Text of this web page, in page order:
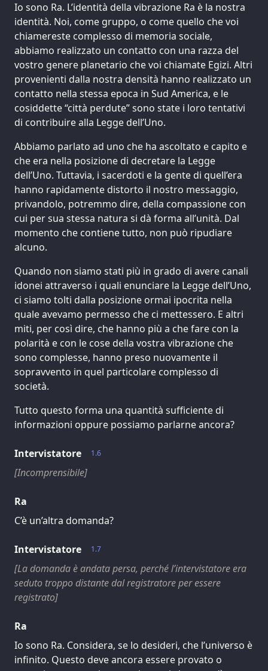
Io sono Ra. L’identità della vibrazione Ra è la nostra
identità. Noi, come gruppo, o come quello che voi
chiamereste complesso di memoria sociale,
abbiamo realizzato un contatto con una razza del
vostro genere planetario che voi chiamate Egizi. Altri
provenienti dalla nostra densità hanno realizzato un
contatto nella stessa epoca in Sud America, e le
cosiddette “città perdute” sono state i loro tentativi
di contribuire alla Legge dell’Uno.
Abbiamo parlato ad uno che ha ascoltato e capito e
che era nella posizione di decretare la Legge
dell’Uno. Tuttavia, i sacerdoti e la gente di quell’era
hanno rapidamente distorto il nostro messaggio,
privandolo, potremmo dire, della compassione con
cui per sua stessa natura si dà forma all’unità. Dal
momento che contiene tutto, non può ripudiare
alcuno.
Quando non siamo stati più in grado di avere canali
idonei attraverso i quali enunciare la Legge dell’Uno,
ci siamo tolti dalla posizione ormai ipocrita nella
quale avevamo permesso che ci mettessero. E altri
miti, per così dire, che hanno più a che fare con la
polarità e con le cose della vostra vibrazione che
sono complesse, hanno preso nuovamente il
sopravvento in quel particolare complesso di
società.
Tutto questo forma una quantità sufficiente di
informazioni oppure possiamo parlarne ancora?
1.6
Intervistatore
[Incomprensibile]
Ra
C’è un’altra domanda?
1.7
Intervistatore
[La domanda è andata persa, perché l’intervistatore era
seduto troppo distante dal registratore per essere
registrato]
Ra
Io sono Ra. Considera, se lo desideri, che l’universo è
infinito. Questo deve ancora essere provato o